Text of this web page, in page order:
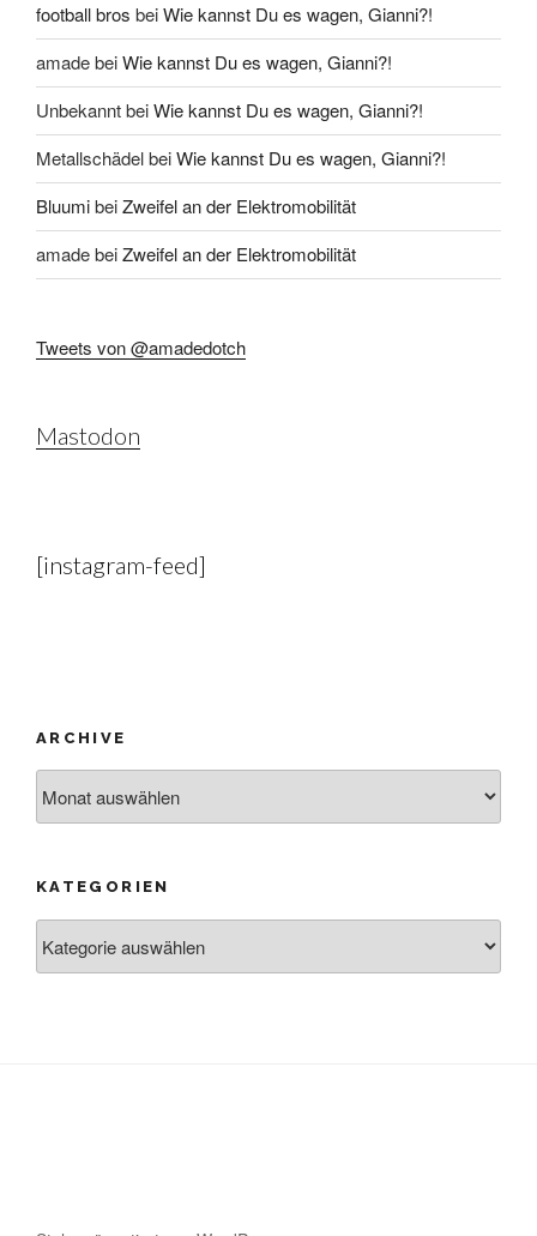
football bros beiWie kannst Du es wagen, Gianni?!
amadebeiWie kannst Du es wagen, Gianni?!
UnbekanntbeiWie kannst Du es wagen, Gianni?!
MetallschädelbeiWie kannst Du es wagen, Gianni?!
BluumibeiZweifel an der Elektromobilität
amadebeiZweifel an der Elektromobilität
Tweets von @amadedotch
Mastodon
[instagram-feed]
ARCHIVE
KATEGORIEN